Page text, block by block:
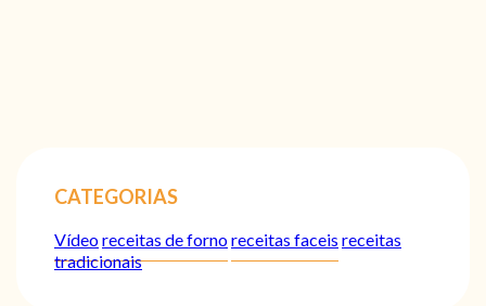
CATEGORIAS
Vídeoreceitas de fornoreceitas faceis receitas
tradicionais